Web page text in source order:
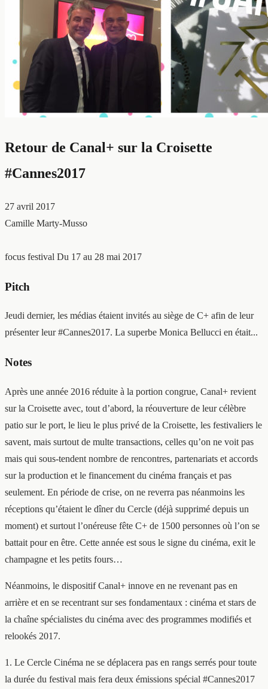
Retour de Canal+ sur la Croisette
#Cannes2017
27 avril 2017
Camille Marty-Musso
focus festival Du 17 au 28 mai 2017
Pitch
Jeudi dernier, les médias étaient invités au siège de C+ afin de leur
présenter leur #Cannes2017. La superbe Monica Bellucci en était...
Notes
Après une année 2016 réduite à la portion congrue, Canal+ revient
sur la Croisette avec, tout d’abord, la réouverture de leur célèbre
patio sur le port, le lieu le plus privé de la Croisette, les festivaliers le
savent, mais surtout de multe transactions, celles qu’on ne voit pas
mais qui sous-tendent nombre de rencontres, partenariats et accords
sur la production et le financement du cinéma français et pas
seulement. En période de crise, on ne reverra pas néanmoins les
réceptions qu’étaient le dîner du Cercle (déjà supprimé depuis un
moment) et surtout l’onéreuse fête C+ de 1500 personnes où l’on se
battait pour en être. Cette année est sous le signe du cinéma, exit le
champagne et les petits fours…
Néanmoins, le dispositif Canal+ innove en ne revenant pas en
arrière et en se recentrant sur ses fondamentaux : cinéma et stars de
la chaîne spécialistes du cinéma avec des programmes modifiés et
relookés 2017.
1. Le Cercle Cinéma ne se déplacera pas en rangs serrés pour toute
la durée du festival mais fera deux émissions spécial #Cannes2017